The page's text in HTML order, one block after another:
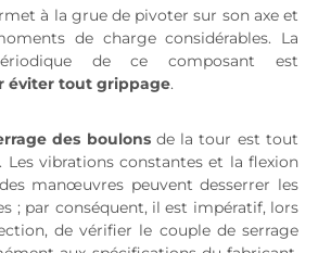
à la grue de pivoter sur son axe et
de charge considérables. La
de ce composant est
éviter tout grippage.
des boulonsde la tour est tout
Les vibrations constantes et la flexion
manœuvres peuvent desserrer les
; par conséquent, il est impératif, lors
de vérifier le couple de serrage